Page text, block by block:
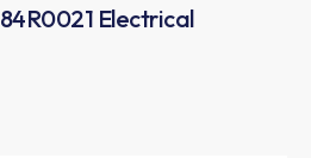
Electrical